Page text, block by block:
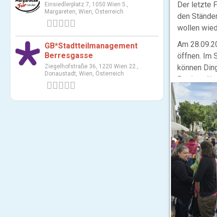
Einsiedlerplatz 7, 1050 Wien 5.,
Margareten, Wien, Österreich
GB*Stadtteilmanagement
Berresgasse
Ziegelhofstraße 36, 1220 Wien 22.,
Donaustadt, Wien, Österreich
Der letzte
den
wollen
Am
öffnen. Im
können
Komm
Die Ampel
wurde im
der
mehr
Der